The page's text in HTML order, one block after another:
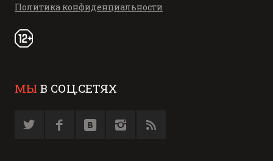
Политика конфиденциальности
МЫ В СОЦ.СЕТЯХ